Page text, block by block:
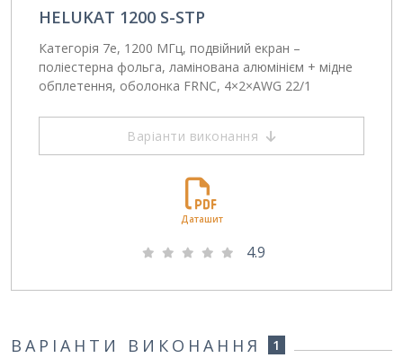
HELUKAT 1200 S-STP
Категорія 7e, 1200 МГц, подвійний екран –
поліестерна фольга, ламінована алюмінієм + мідне
обплетення, оболонка FRNC, 4×2×AWG 22/1
Варіанти виконання
Даташит
4.9
ВАРІАНТИ ВИКОНАННЯ 1